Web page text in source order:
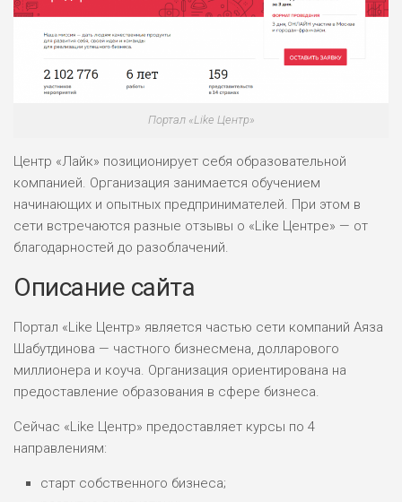
Портал «Like Центр»
Центр «Лайк» позиционирует себя образовательной
компанией. Организация занимается обучением
начинающих и опытных предпринимателей. При этом в
сети встречаются разные отзывы о «Like Центре» — от
благодарностей до разоблачений.
Описание сайта
Портал «Like Центр» является частью сети компаний Аяза
Шабутдинова — частного бизнесмена, долларового
миллионера и коуча. Организация ориентирована на
предоставление образования в сфере бизнеса.
Сейчас «Like Центр» предоставляет курсы по 4
направлениям:
старт собственного бизнеса;